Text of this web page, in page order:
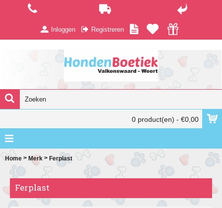
Inloggen Registreren
0 product(en) - €0,00
Home > Merk > Ferplast
Ferplast